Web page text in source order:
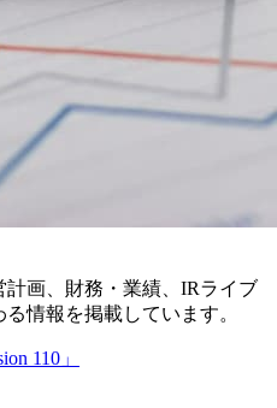
画、財務・業績、IRライブ
情報を掲載しています。
110」